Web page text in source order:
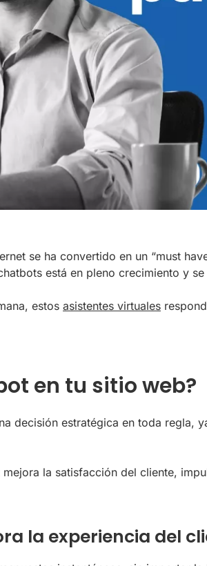
se ha convertido en un “must
está en pleno crecimiento y
estos asistentes virtuales
en tu sitio web?
decisión estratégica en toda regla,
la satisfacción del cliente,
la experiencia del